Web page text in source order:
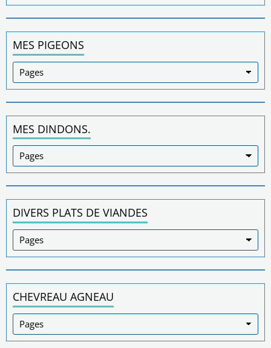
MES PIGEONS
MES DINDONS.
DIVERS PLATS DE VIANDES
CHEVREAU AGNEAU